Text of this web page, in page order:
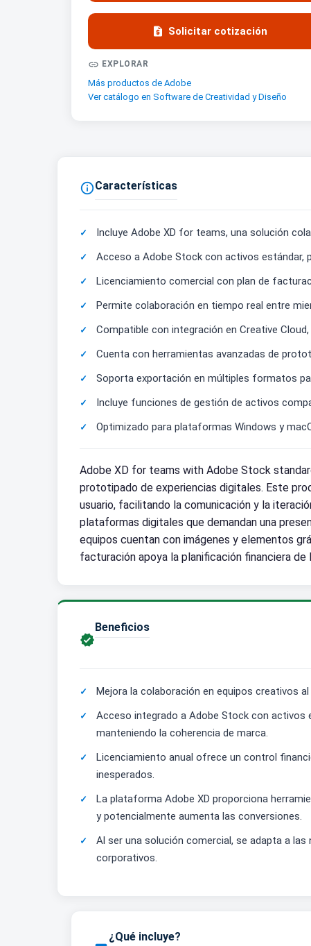
 Solicitar cotización
 EXPLORAR
Más productos de Adobe
Ver catálogo en Software de Creatividad y Diseño
Características
Incluye Adobe XD for teams, una solución
Acceso a Adobe Stock con activos estándar,
Licenciamiento comercial con plan de
Permite colaboración en tiempo real entre
Compatible con integración en Creative
Cuenta con herramientas avanzadas de
Soporta exportación en múltiples formatos
Incluye funciones de gestión de activos
Optimizado para plataformas Windows y
Adobe XD for teams with Adobe Stock
prototipado de experiencias digitales. Este
usuario, facilitando la comunicación y la
plataformas digitales que demandan una
equipos cuentan con imágenes y elementos
facturación apoya la planificación financiera

Beneficios
Mejora la colaboración en equipos creativos
Acceso integrado a Adobe Stock con activos
manteniendo la coherencia de marca.
Licenciamiento anual ofrece un control
inesperados.
La plataforma Adobe XD proporciona
y potencialmente aumenta las conversiones.
Al ser una solución comercial, se adapta a
corporativos.
¿Qué incluye?